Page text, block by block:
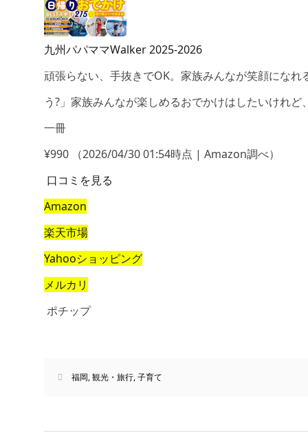
九州パパママWalker 2025-2026
頑張らない、手抜きでOK。家族みんなが笑顔にな
う?」家族みんなが楽しめるおでかけはしたいけれ
一冊
¥990
（2026/04/30 01:54時点 | Amazon調べ）
口コミを見る
Amazon
楽天市場
Yahooショッピング
メルカリ
ポチップ
福岡,観光・旅行,子育て